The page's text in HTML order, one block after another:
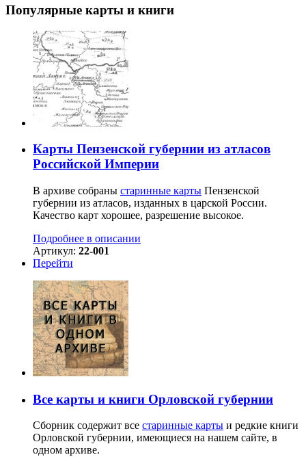
Популярные карты и книги
Карты Пензенской губернии из атласов
Российской Империи
В архиве собраны старинные карты Пензенской
губернии из атласов, изданных в царской России.
Качество карт хорошее, разрешение высокое.
Подробнее в описании
Артикул: 22-001
Перейти
Все карты и книги Орловской губернии
Сборник содержит все старинные карты и редкие книги
Орловской губернии, имеющиеся на нашем сайте, в
одном архиве.